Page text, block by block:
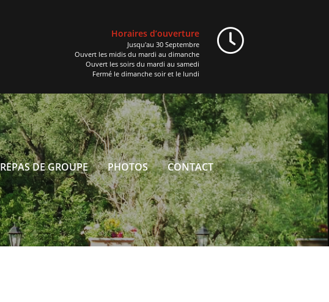
Horaires d’ouverture
Jusqu'au 30 Septembre
Ouvert les midis du mardi au dimanche
Ouvert les soirs du mardi au samedi
Fermé le dimanche soir et le lundi
REPAS DE GROUPE PHOTOS CONTACT